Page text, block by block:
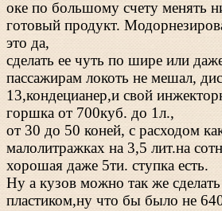
оке по большому счету менять
готовый продукт.
это да,
сделать ее чуть по шире или
пассажирам локоть не мешал,
13,кондецианер,и свой
горшка от 700куб. до 1л.,
от 30 до 50 коней, с расходом
малолитражках на 3,5 лит.на
хорошая даже 5ти. ступка есть.
Ну а кузов можно так же
пластиком,ну что бы было не